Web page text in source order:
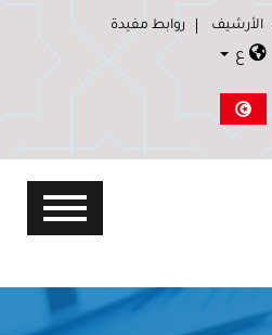
الأرشيف روابط مفيدة
ع